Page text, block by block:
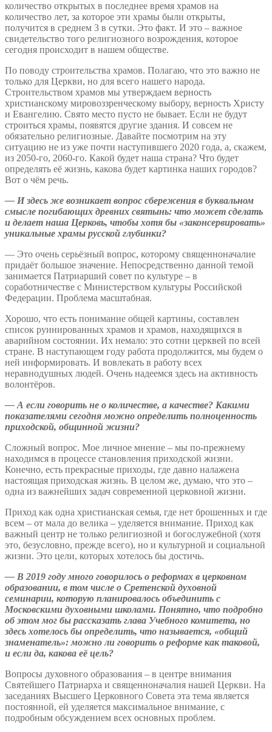
количество открытых в последнее время храмов на
количество лет, за которое эти храмы были открыты,
получится в среднем 3 в сутки. Это факт. И это – важное
свидетельство того религиозного возрождения, которое
сегодня происходит в нашем обществе.
По поводу строительства храмов. Полагаю, что это важно не
только для Церкви, но для всего нашего народа.
Строительством храмов мы утверждаем верность
христианскому мировоззренческому выбору, верность Христу
и Евангелию. Свято место пусто не бывает. Если не будут
строиться храмы, появятся другие здания. И совсем не
обязательно религиозные. Давайте посмотрим на эту
ситуацию не из уже почти наступившего 2020 года, а, скажем,
из 2050-го, 2060-го. Какой будет наша страна? Что будет
определять её жизнь, какова будет картинка наших городов?
Вот о чём речь.
— И здесь же возникает вопрос сбережения в буквальном
смысле погибающих древних святынь: что может сделать
и делает наша Церковь, чтобы хотя бы «законсервировать»
уникальные храмы русской глубинки?
— Это очень серьёзный вопрос, которому священноначалие
придаёт большое значение. Непосредственно данной темой
занимается Патриарший совет по культуре – в
соработничестве с Министерством культуры Российской
Федерации. Проблема масштабная.
Хорошо, что есть понимание общей картины, составлен
список руинированных храмов и храмов, находящихся в
аварийном состоянии. Их немало: это сотни церквей по всей
стране. В наступающем году работа продолжится, мы будем о
ней информировать. И вовлекать в работу всех
неравнодушных людей. Очень надеемся здесь на активность
волонтёров.
— А если говорить не о количестве, а качестве? Какими
показателями сегодня можно определить полноценность
приходской, общинной жизни?
Сложный вопрос. Мое личное мнение – мы по-прежнему
находимся в процессе становления приходской жизни.
Конечно, есть прекрасные приходы, где давно налажена
настоящая приходская жизнь. В целом же, думаю, что это –
одна из важнейших задач современной церковной жизни.
Приход как одна христианская семья, где нет брошенных и где
всем – от мала до велика – уделяется внимание. Приход как
важный центр не только религиозной и богослужебной (хотя
это, безусловно, прежде всего), но и культурной и социальной
жизни. Это цели, которых хотелось бы достичь.
— В 2019 году много говорилось о реформах в церковном
образовании, в том числе о Сретенской духовной
семинарии, которую планировалось объединить с
Московскими духовными школами. Понятно, что подробно
об этом мог бы рассказать глава Учебного комитета, но
здесь хотелось бы определить, что называется, «общий
знаменатель»: можно ли говорить о реформе как таковой,
и если да, какова её цель?
Вопросы духовного образования – в центре внимания
Святейшего Патриарха и священноначалия нашей Церкви. На
заседаниях Высшего Церковного Совета эта тема является
постоянной, ей уделяется максимальное внимание, с
подробным обсуждением всех основных проблем.